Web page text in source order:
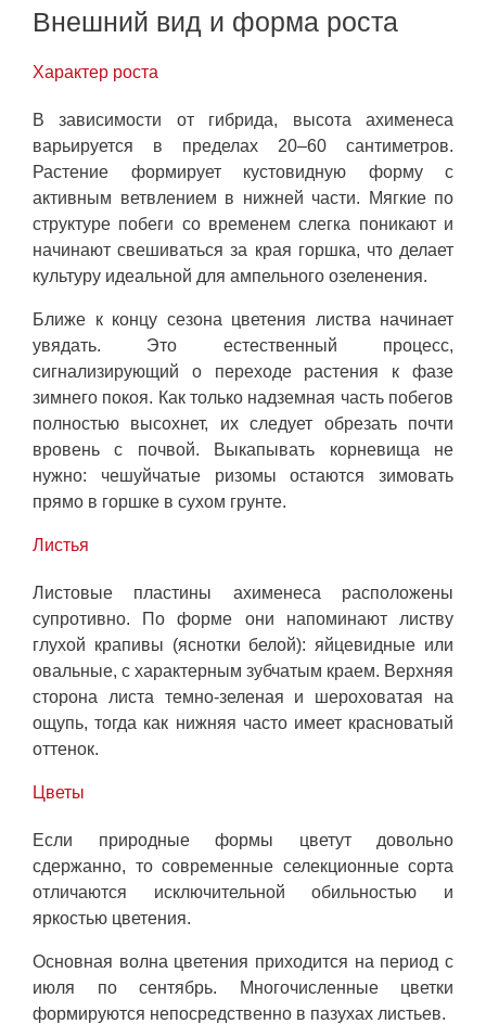
Внешний вид и форма роста
Характер роста
В зависимости от гибрида, высота ахименеса
варьируется в пределах 20–60 сантиметров.
Растение формирует кустовидную форму с
активным ветвлением в нижней части. Мягкие по
структуре побеги со временем слегка поникают и
начинают свешиваться за края горшка, что делает
культуру идеальной для ампельного озеленения.
Ближе к концу сезона цветения листва начинает
увядать. Это естественный процесс,
сигнализирующий о переходе растения к фазе
зимнего покоя. Как только надземная часть побегов
полностью высохнет, их следует обрезать почти
вровень с почвой. Выкапывать корневища не
нужно: чешуйчатые ризомы остаются зимовать
прямо в горшке в сухом грунте.
Листья
Листовые пластины ахименеса расположены
супротивно. По форме они напоминают листву
глухой крапивы (яснотки белой): яйцевидные или
овальные, с характерным зубчатым краем. Верхняя
сторона листа темно-зеленая и шероховатая на
ощупь, тогда как нижняя часто имеет красноватый
оттенок.
Цветы
Если природные формы цветут довольно
сдержанно, то современные селекционные сорта
отличаются исключительной обильностью и
яркостью цветения.
Основная волна цветения приходится на период с
июля по сентябрь. Многочисленные цветки
формируются непосредственно в пазухах листьев.